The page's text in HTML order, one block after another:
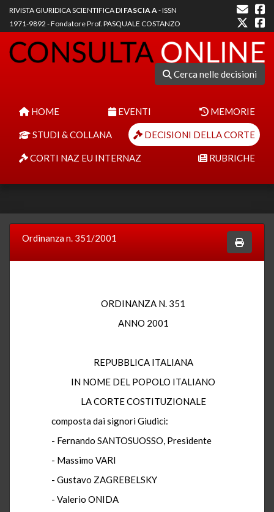
RIVISTA GIURIDICA SCIENTIFICA DI FASCIA A- ISSN
1971-9892 - Fondatore Prof. PASQUALE COSTANZO
Cerca nelle decisioni
HOME EVENTI MEMORIE
STUDI & COLLANA DECISIONI DELLA CORTE
CORTI NAZ EU INTERNAZ RUBRICHE
Ordinanza n. 351/2001
ORDINANZA N. 351
ANNO 2001
REPUBBLICA ITALIANA
IN NOME DEL POPOLO ITALIANO
LA CORTE COSTITUZIONALE
composta dai signori Giudici:
- Fernando SANTOSUOSSO, Presidente
- Massimo VARI
- Gustavo ZAGREBELSKY
- Valerio ONIDA